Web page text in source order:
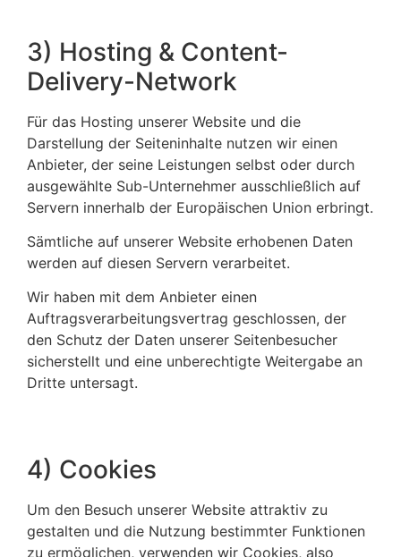
3) Hosting & Content-
Delivery-Network
Für das Hosting unserer Website und die
Darstellung der Seiteninhalte nutzen wir einen
Anbieter, der seine Leistungen selbst oder durch
ausgewählte Sub-Unternehmer ausschließlich auf
Servern innerhalb der Europäischen Union erbringt.
Sämtliche auf unserer Website erhobenen Daten
werden auf diesen Servern verarbeitet.
Wir haben mit dem Anbieter einen
Auftragsverarbeitungsvertrag geschlossen, der
den Schutz der Daten unserer Seitenbesucher
sicherstellt und eine unberechtigte Weitergabe an
Dritte untersagt.
4) Cookies
Um den Besuch unserer Website attraktiv zu
gestalten und die Nutzung bestimmter Funktionen
zu ermöglichen, verwenden wir Cookies, also